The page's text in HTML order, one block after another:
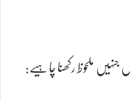
ملحوظ رکھنا چاہیے: